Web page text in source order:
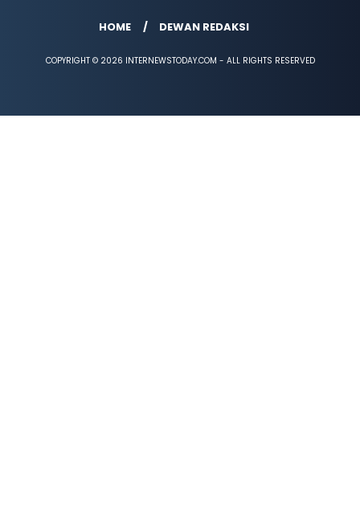
HOME DEWAN REDAKSI
COPYRIGHT © 2026 INTERNEWSTODAY.COM - ALL RIGHTS RESERVED